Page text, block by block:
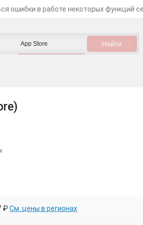
ошибки в работе некоторых функций
₽ См. цены в регионах